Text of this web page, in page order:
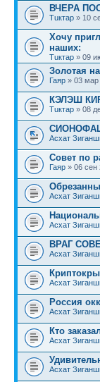
ВЧЕРА
Тuктар » 10
Хочу
наших:
Тuктар » 09
Золотая
Гаяр » 03 мар
КЭЛЭШ
Тuктар » 08
Асхат
Совет по
Гаяр » 06 сен
Асхат
Асхат
ВРАГ
Асхат
Асхат
Россия
Асхат
Кто
Асхат
Асхат